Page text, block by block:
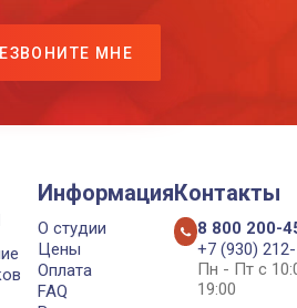
МНЕ
Информация
О студии
Цены
Оплата
FAQ
Контакты
8 800 200-
+7 (930)
Пн - Пт с
19:00